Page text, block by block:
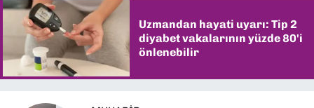
Uzmandan hayati uyarı: Tip 2
diyabet vakalarının yüzde 80'i
önlenebilir